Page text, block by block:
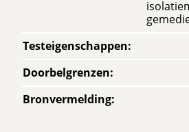
Testeigenschappen:
Doorbelgrenzen:
Bronvermelding: